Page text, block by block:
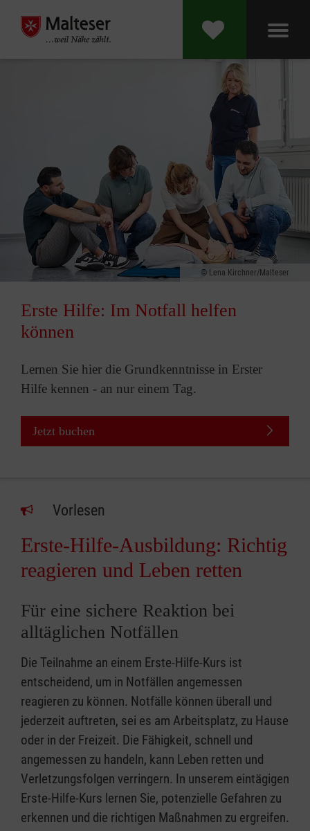
Lena Kirchner/Malteser
Erste Hilfe: Im Notfall helfen
können
Lernen Sie hier die Grundkenntnisse in Erster
Hilfe kennen - an nur einem Tag.
Jetzt buchen
Vorlesen
Erste-Hilfe-Ausbildung: Richtig
reagieren und Leben retten
Für eine sichere Reaktion bei
alltäglichen Notfällen
Die Teilnahme an einem Erste-Hilfe-Kurs ist
entscheidend, um in Notfällen angemessen
reagieren zu können. Notfälle können überall und
jederzeit auftreten, sei es am Arbeitsplatz, zu Hause
oder in der Freizeit. Die Fähigkeit, schnell und
angemessen zu handeln, kann Leben retten und
Verletzungsfolgen verringern. In unserem eintägigen
Erste-Hilfe-Kurs lernen Sie, potenzielle Gefahren zu
erkennen und die richtigen Maßnahmen zu ergreifen.